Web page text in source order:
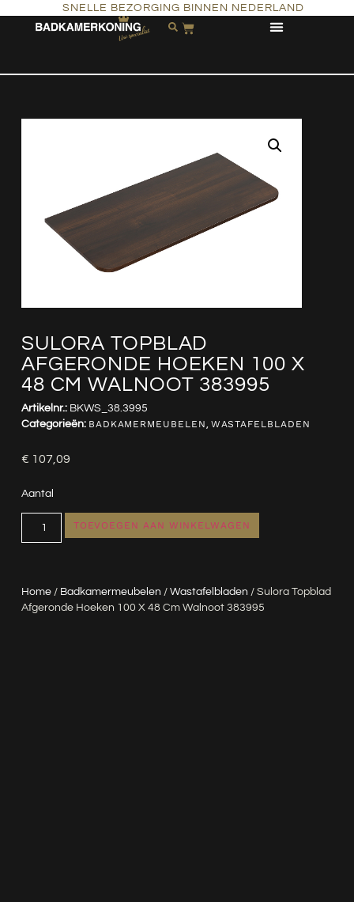
SNELLE BEZORGING BINNEN NEDERLAND
SULORA TOPBLAD
AFGERONDE HOEKEN 100 X
48 CM WALNOOT 383995
Home/ Badkamermeubelen / Wastafelbladen / Sulora Topblad
Afgeronde Hoeken 100 X 48 Cm Walnoot 383995
Artikelnr.: BKWS_38.3995
Categorieën: BADKAMERMEUBELEN, WASTAFELBLADEN
€ 107,09
Aantal
TOEVOEGEN AAN WINKELWAGEN